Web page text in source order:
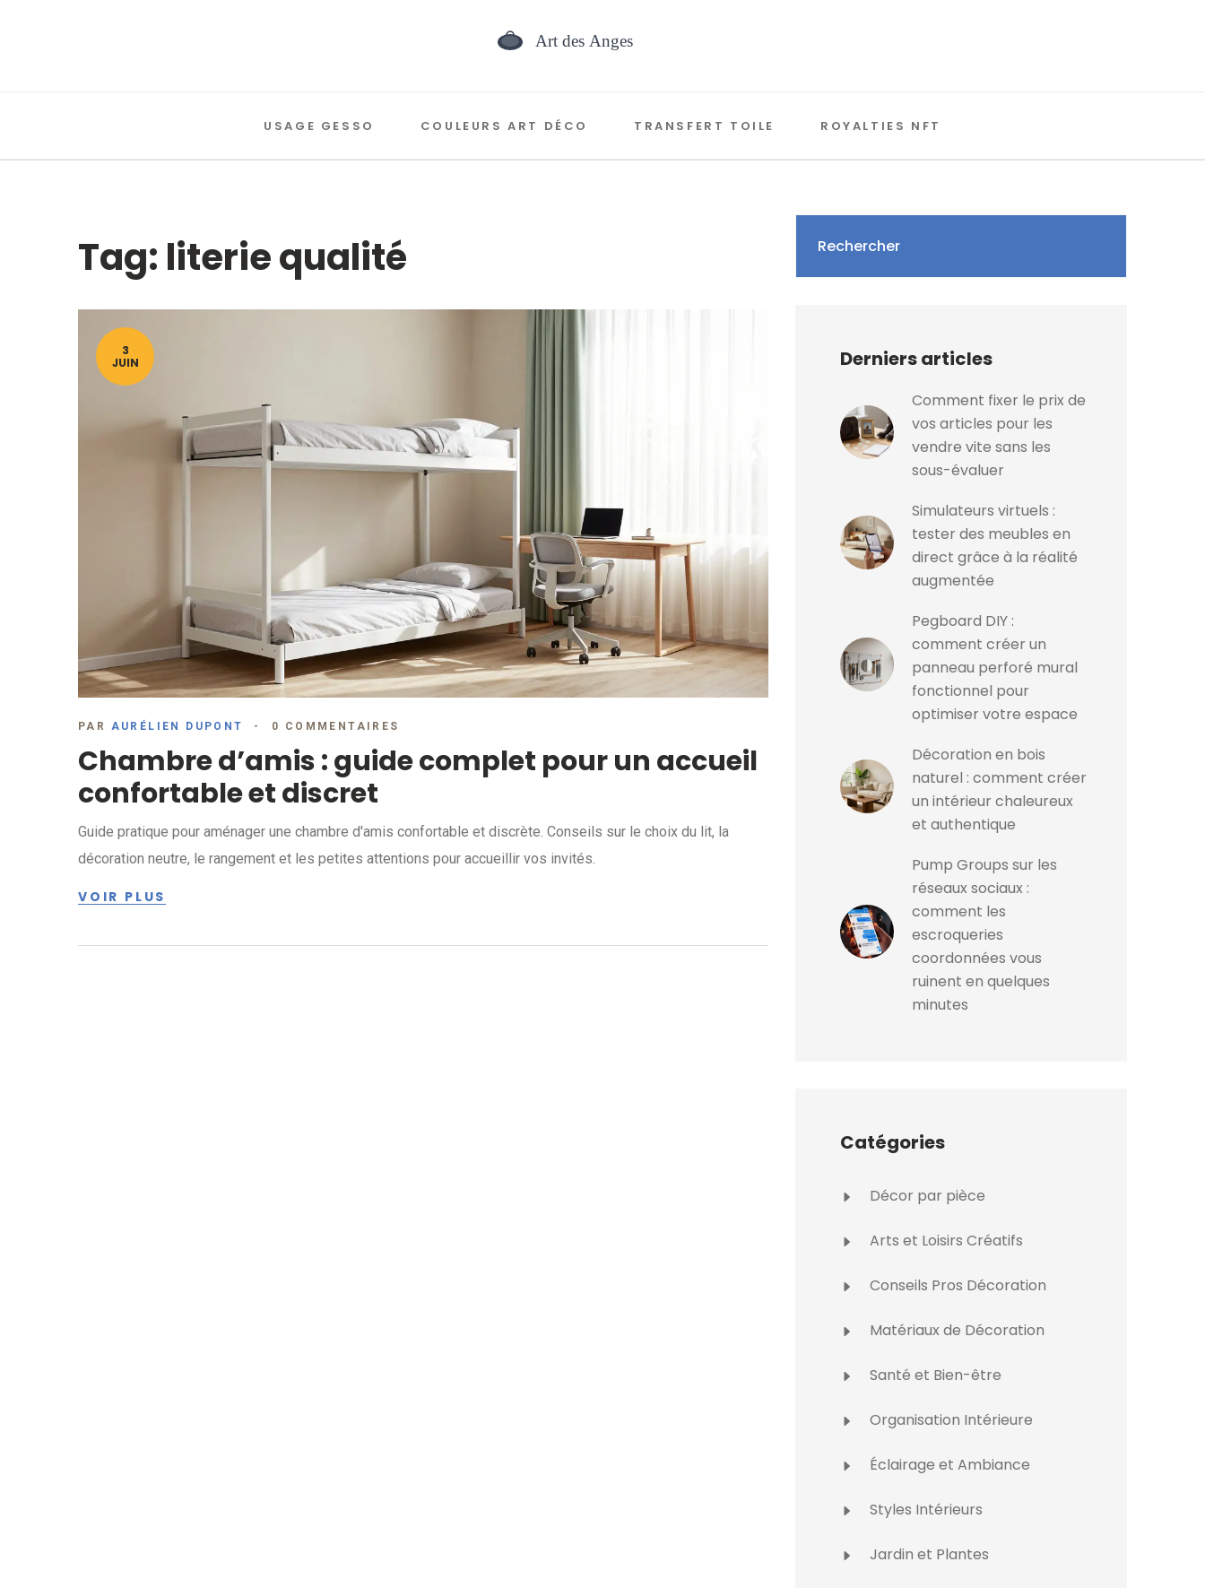
USAGE GESSO COULEURS ART DÉCO TRANSFERT TOILE ROYALTIES NFT
Tag: literie qualité
3
JUIN
PAR AURÉLIEN DUPONT 0 COMMENTAIRES
Chambre d’amis : guide complet pour un accueil
confortable et discret
Guide pratique pour aménager une chambre d'amis confortable et discrète. Conseils sur le choix du lit, la
décoration neutre, le rangement et les petites attentions pour accueillir vos invités.
VOIR PLUS
Rechercher
Derniers articles
Comment fixer le prix de
vos articles pour les
vendre vite sans les
sous-évaluer
Simulateurs virtuels :
tester des meubles en
direct grâce à la réalité
augmentée
Pegboard DIY :
comment créer un
panneau perforé mural
fonctionnel pour
optimiser votre espace
Décoration en bois
naturel : comment créer
un intérieur chaleureux
et authentique
Pump Groups sur les
réseaux sociaux :
comment les
escroqueries
coordonnées vous
ruinent en quelques
minutes
Catégories
Décor par pièce
Arts et Loisirs Créatifs
Conseils Pros Décoration
Matériaux de Décoration
Santé et Bien-être
Organisation Intérieure
Éclairage et Ambiance
Styles Intérieurs
Jardin et Plantes